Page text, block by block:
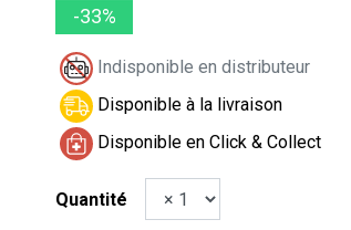
-33%
Indisponible en distributeur
Disponible à la livraison
Disponible en Click & Collect
Quantité